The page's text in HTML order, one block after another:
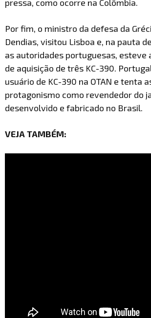
pressa, como ocorre na Colômbia.
Por fim, o ministro da defesa da
Dendias, visitou Lisboa e, na pauta
as autoridades portuguesas, esteve
de aquisição de três KC-390.
usuário de KC-390 na OTAN e tenta
protagonismo como revendedor do
desenvolvido e fabricado no Brasil.
VEJA TAMBÉM: